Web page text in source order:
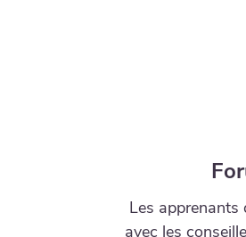
Les
avec les